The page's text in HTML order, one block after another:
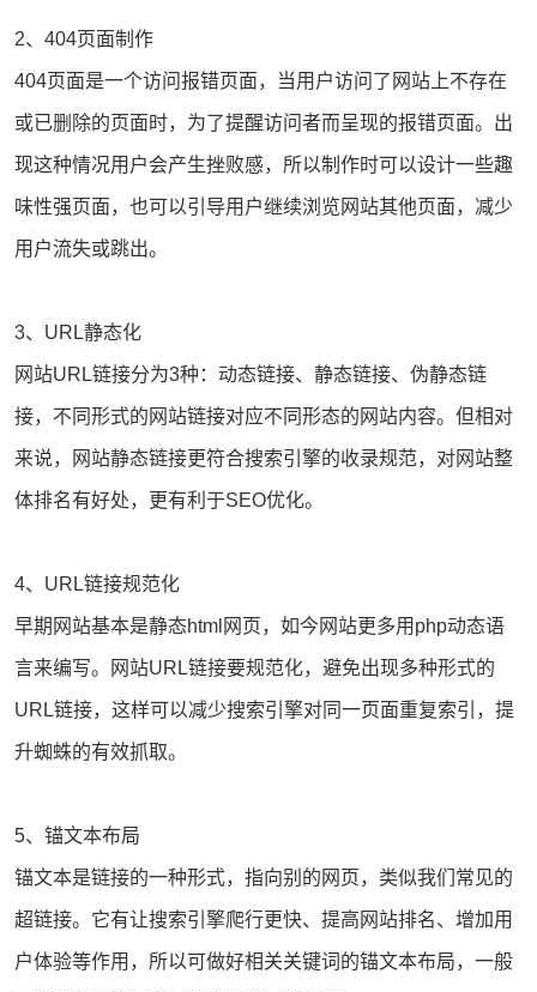
2、404页面制作
404页面是一个访问报错页面，当用户访问了网站上不存在
或已删除的页面时，为了提醒访问者而呈现的报错页面。出
现这种情况用户会产生挫败感，所以制作时可以设计一些趣
味性强页面，也可以引导用户继续浏览网站其他页面，减少
用户流失或跳出。
3、URL静态化
网站URL链接分为3种：动态链接、静态链接、伪静态链
接，不同形式的网站链接对应不同形态的网站内容。但相对
来说，网站静态链接更符合搜索引擎的收录规范，对网站整
体排名有好处，更有利于SEO优化。
4、URL链接规范化
早期网站基本是静态html网页，如今网站更多用php动态语
言来编写。网站URL链接要规范化，避免出现多种形式的
URL链接，这样可以减少搜索引擎对同一页面重复索引，提
升蜘蛛的有效抓取。
5、锚文本布局
锚文本是链接的一种形式，指向别的网页，类似我们常见的
超链接。它有让搜索引擎爬行更快、提高 网站排名、增加用
户体验等作用，所以可做好相关关键词的锚文本布局，一般